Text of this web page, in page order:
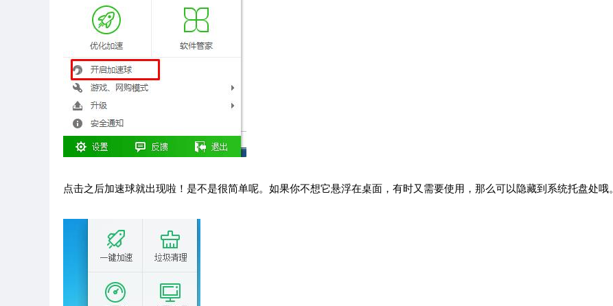
点击之后加速球就出现啦！是不是很简单呢。如果你不想它悬浮在桌面，有时又需要使用，那么可以隐藏到系统托盘处哦。